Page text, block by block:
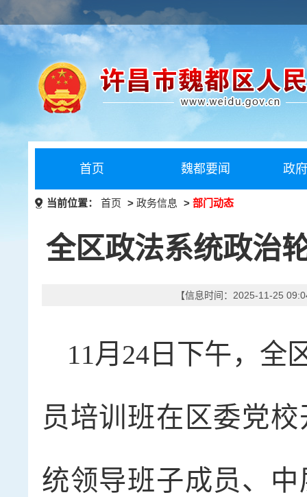
首页 魏都要闻 政
当前位置： 首页 > 政务信息 > 部门动态
全区政法系统政治
【信息时间：2025-11-25
11月24日下午，全
员培训班在区委党
统领导班子成员、